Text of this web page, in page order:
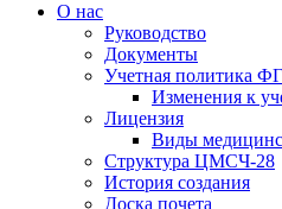
О нас
Руководство
Документы
Учетная политика
Изменения к
Лицензия
Виды
Структура ЦМСЧ-28
История создания
Доска почета